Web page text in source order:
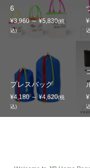
6
¥3,960 ～ ¥5,830(税
込)
プレスバッグ
¥4,180 ～ ¥4,620(税
込)